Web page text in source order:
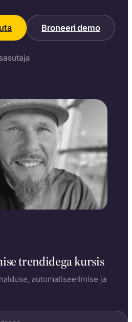
Broneeri demo
trendidega kursis
automatiseerimise ja